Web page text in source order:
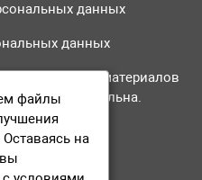
данных
данных
материалов
tvr24.tv обязательна.
файлы
на